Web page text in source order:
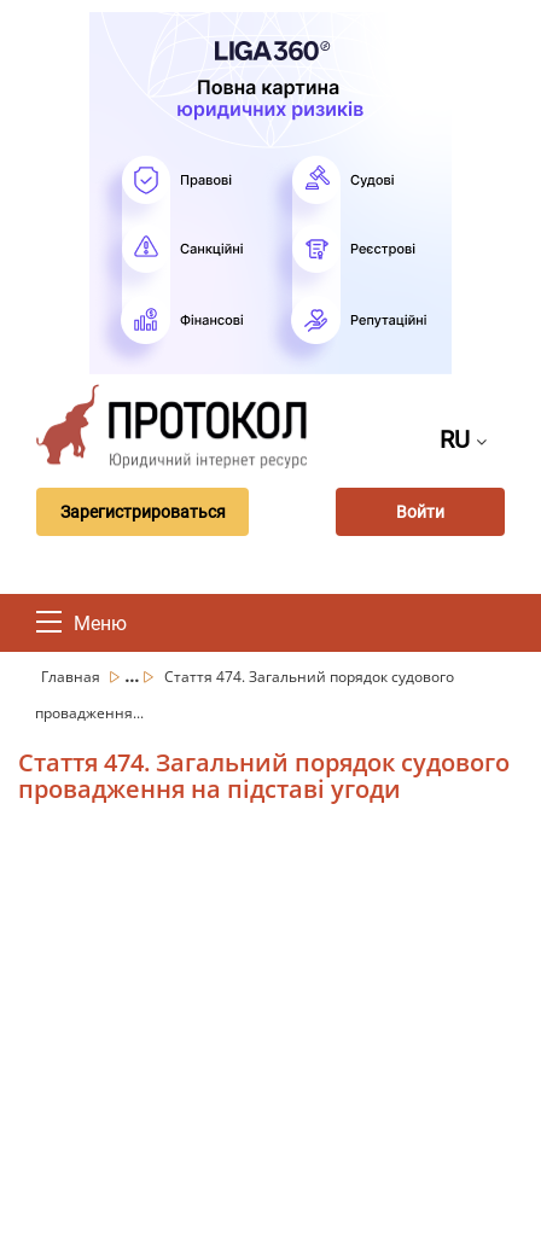
RU
Зарегистрироваться Войти
Меню
Главная ...
Стаття 474. Загальний порядок судового
провадження...
Стаття 474. Загальний порядок судового
провадження на підставі угоди